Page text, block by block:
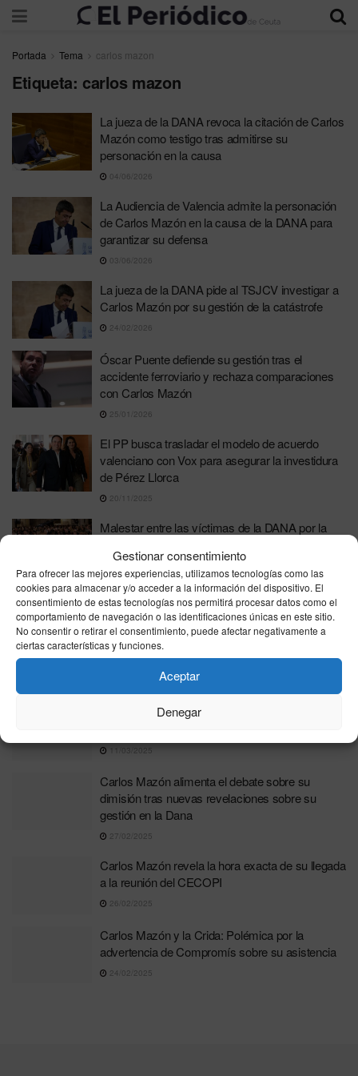
Gestionar consentimiento
Para ofrecer las mejores experiencias, utilizamos tecnologías como las
cookies para almacenar y/o acceder a la información del dispositivo. El
consentimiento de estas tecnologías nos permitirá procesar datos como el
comportamiento de navegación o las identificaciones únicas en este sitio.
No consentir o retirar el consentimiento, puede afectar negativamente a
ciertas características y funciones.
Aceptar
Denegar
Portada Tema carlos mazon
Etiqueta: carlos mazon
La jueza de la DANA revoca la citación de Carlos
Mazón como testigo tras admitirse su
personación en la causa
04/06/2026
La Audiencia de Valencia admite la personación
de Carlos Mazón en la causa de la DANA para
garantizar su defensa
03/06/2026
La jueza de la DANA pide al TSJCV investigar a
Carlos Mazón por su gestión de la catástrofe
24/02/2026
Óscar Puente defiende su gestión tras el
accidente ferroviario y rechaza comparaciones
con Carlos Mazón
25/01/2026
El PP busca trasladar el modelo de acuerdo
valenciano con Vox para asegurar la investidura
de Pérez Llorca
20/11/2025
Malestar entre las víctimas de la DANA por la
lugar ni el día para eso”
03/11/2025
Carlos Mazón dimite como presidente de la
Comunidad Valenciana un año después de la
DANA: “He cometido errores y voy a vivir con
ellos toda la vida”
Apoyo del PP a Mazón en la investigación judicial
11/03/2025
Carlos Mazón alimenta el debate sobre su
dimisión tras nuevas revelaciones sobre su
gestión en la Dana
27/02/2025
Carlos Mazón revela la hora exacta de su llegada
a la reunión del CECOPI
26/02/2025
Carlos Mazón y la Crida: Polémica por la
advertencia de Compromís sobre su asistencia
24/02/2025